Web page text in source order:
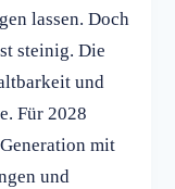
lassen. Doch
steinig. Die
und
Für 2028
mit
und